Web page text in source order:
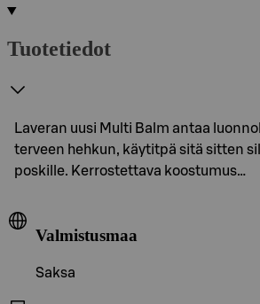
Tuotetiedot
Laveran uusi Multi Balm antaa
terveen hehkun, käytitpä sitä sitten
poskille. Kerrostettava koostumus…
Valmistusmaa
Saksa